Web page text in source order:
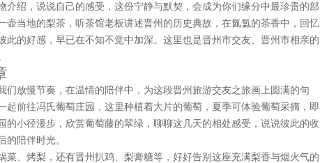
绍，说说自己的感受，这份宁静与默契，会成为你们缘分中最珍贵的部
当地的梨茶，听茶馆老板讲述晋州的历史典故，在氤氲的茶香中，回忆
的好感，早已在不知不觉中加深。这里也是晋州市交友、晋州市相亲的
放慢节奏，在温情的陪伴中，为这段晋州旅游交友之旅画上圆满的句
前往冯氏葡萄庄园，这里种植着大片的葡萄，夏季可体验葡萄采摘，即
小径漫步，欣赏葡萄藤的翠绿，聊聊这几天的相处感受，说说彼此的收
陪伴时光。
、烤梨，还有晋州扒鸡、梨膏糖等，好好告别这座充满梨香与烟火气的